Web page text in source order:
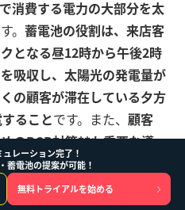
消費する電力の大部分を太
。 蓄電池の役割は、来店客
となる昼12時から午後2時
吸収し、太陽光の発電量が
の顧客が滞在している夕方
ることです。また、 顧客
のBCP対策**も重要な導
を避け、本業である小売や
ュレーション完了！
蓄電池の提案が可能！
無料トライアルを始める